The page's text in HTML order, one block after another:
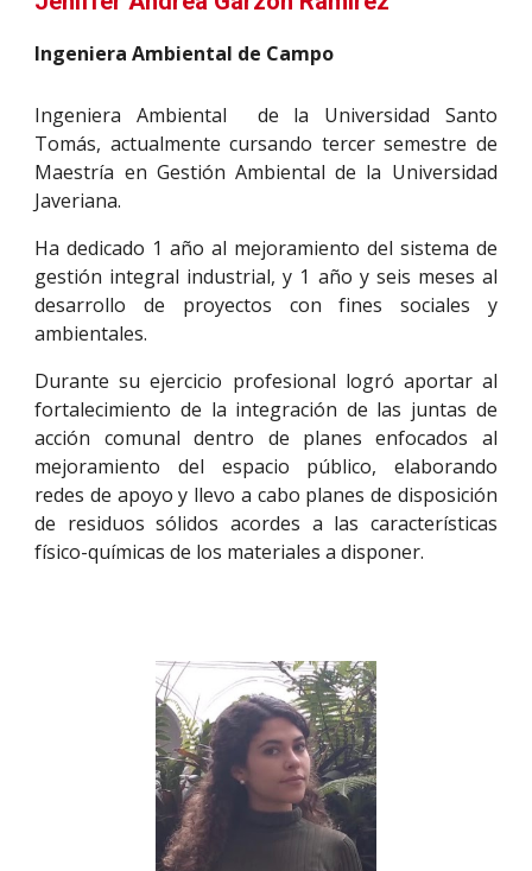
Ingeniera Ambiental de Campo
Ingeniera Ambiental de la Universidad Santo
Tomás, actualmente cursando tercer semestre de
Maestría en Gestión Ambiental de la Universidad
Javeriana.
Ha dedicado 1 año al mejoramiento del sistema de
gestión integral industrial, y 1 año y seis meses al
desarrollo de proyectos con fines sociales y
ambientales.
Durante su ejercicio profesional logró aportar al
fortalecimiento de la integración de las juntas de
acción comunal dentro de planes enfocados al
mejoramiento del espacio público, elaborando
redes de apoyo y llevo a cabo planes de disposición
de residuos sólidos acordes a las características
físico-químicas de los materiales a disponer.